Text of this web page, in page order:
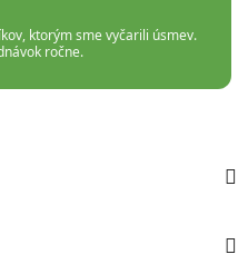
ktorým sme vyčarili úsmev.
ročne.